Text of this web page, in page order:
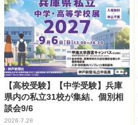
【高校受験】【中学受験】兵庫
県内の私立31校が集結、個別相
談会9/6
2026.7.28